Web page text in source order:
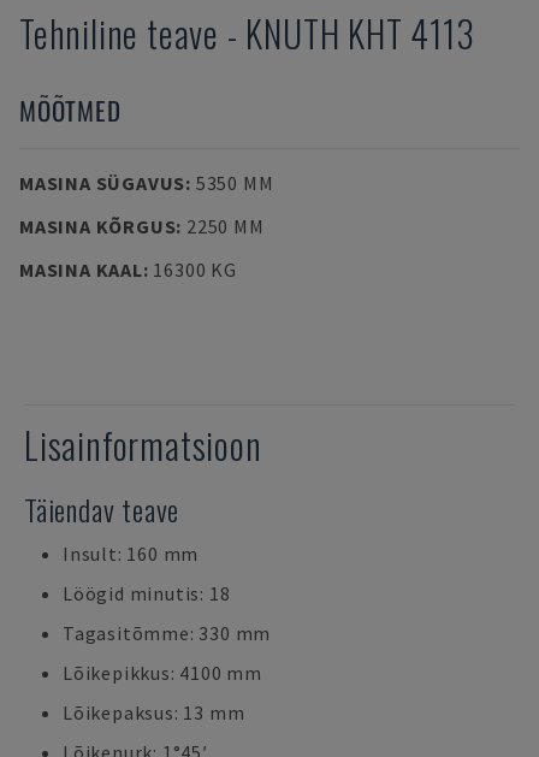
Tehniline teave - KNUTH KHT 4113
MÕÕTMED
MASINA SÜGAVUS: 5350 MM
MASINA KÕRGUS: 2250 MM
MASINA KAAL: 16300 KG
Lisainformatsioon
Täiendav teave
Insult: 160 mm
Löögid minutis: 18
Tagasitõmme: 330 mm
Lõikepikkus: 4100 mm
Lõikepaksus: 13 mm
Lõikenurk: 1°45′